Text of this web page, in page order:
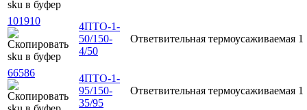
101910
4ПТО-1-
50/150-
4/50
Ответвительная термоусаживаемая 1
66586
4ПТО-1-
95/150-
35/95
Ответвительная термоусаживаемая 1